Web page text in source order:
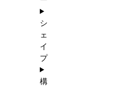
シ
ェ
イ
プ
構